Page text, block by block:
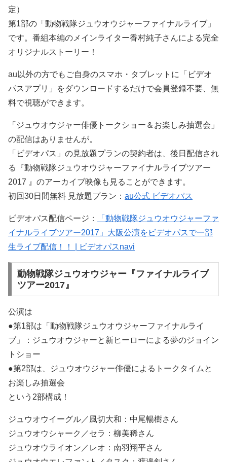
定）
第1部の「動物戦隊ジュウオウジャーファイナルライブ」
です。番組本編のメインライター香村純子さんによる完全
オリジナルストーリー！
au以外の方でもご自身のスマホ・タブレットに「ビデオ
パスアプリ」をダウンロードするだけで会員登録不要、無
料で視聴ができます。
「ジュウオウジャー俳優トークショー＆お楽しみ抽選会」
の配信はありませんが。
「ビデオパス」の見放題プランの契約者は、後日配信され
る『動物戦隊ジュウオウジャーファイナルライブツアー
2017 』のアーカイブ映像も見ることができます。
初回30日間無料 見放題プラン： au公式 ビデオパス
ビデオパス配信ページ：
「動物戦隊ジュウオウジャーファ
イナルライブツアー2017」大阪公演をビデオパスで一部
生ライブ配信！！ | ビデオパスnavi
動物戦隊ジュウオウジャー『ファイナルライブ
ツアー2017』
公演は
●第1部は「動物戦隊ジュウオウジャーファイナルライ
ブ」：ジュウオウジャーと新ヒーローによる夢のジョイン
トショー
●第2部は、ジュウオウジャー俳優によるトークタイムと
お楽しみ抽選会
という2部構成！
ジュウオウイーグル／風切大和：中尾暢樹さん
ジュウオウシャーク／セラ：柳美稀さん
ジュウオウライオン／レオ：南羽翔平さん